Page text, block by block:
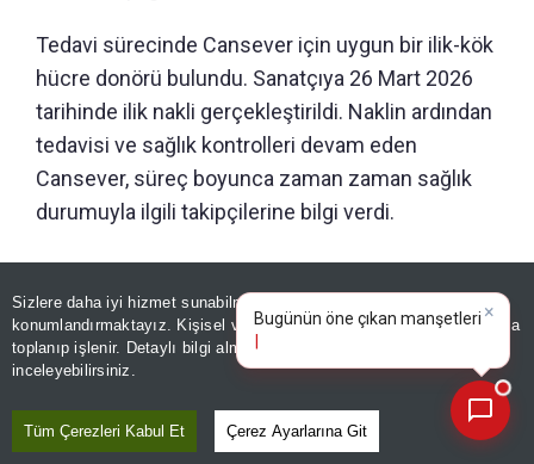
Sizlere daha iyi hizmet sunabilmek adına sitemizde
konumlandırmaktayız. Kişisel verileriniz, KVKK ve GDPR kapsamında
toplanıp işlenir. Detaylı bilgi almak için
inceleyebilirsiniz.
Tüm Çerezleri Kabul Et Çerez Ayarlarına Git
Tedavi sürecinde Cansever için uygun bir ilik-kök
hücre donörü bulundu. Sanatçıya 26 Mart 2026
tarihinde ilik nakli gerçekleştirildi. Naklin ardından
tedavisi ve sağlık kontrolleri devam eden
Cansever, süreç boyunca zaman zaman sağlık
durumuyla ilgili takipçilerine bilgi verdi.
×
Bugünün öne çıkan manşetleri